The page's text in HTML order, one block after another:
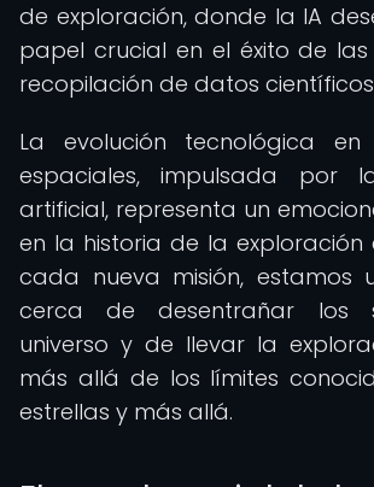
de exploración, donde la IA
papel crucial en el éxito de las
recopilación de datos
La evolución tecnológica en
espaciales, impulsada por
artificial, representa un
en la historia de la exploración
cada nueva misión, estamos
cerca de desentrañar los
universo y de llevar la
más allá de los límites
estrellas y más allá.